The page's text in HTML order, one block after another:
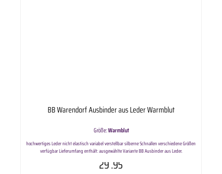
BB Warendorf Ausbinder aus Leder Warmblut
Größe:Warmblut
hochwertiges Leder nicht elastisch variabel verstellbar silberne Schnallen verschiedene Größen
verfügbar Lieferumfang enthält: ausgewählte Variante BB Ausbinder aus Leder.
29.95